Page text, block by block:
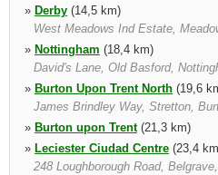
» Derby (14,5 km)
West Meadows Ind Estate,
» Nottingham (18,4 km)
David's Lane, Old Basford,
» Burton Upon Trent North (19,6
James Brindley Way, Stretton,
» Burton upon Trent(21,3 km)
» Leciester Ciudad Centre (23,4
248 Loughborough Road,